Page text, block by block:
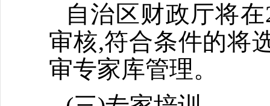
自治区财政厅将
审核,符合条件的将
审专家库管理。